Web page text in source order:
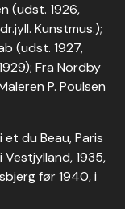
(udst. 1926,
Kunstmus.);
(udst. 1927,
Fra Nordby
P. Poulsen
du Beau, Paris
Vestjylland, 1935,
før 1940, i